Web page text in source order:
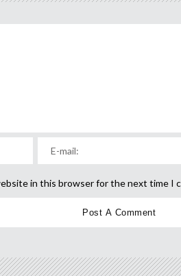
in this browser for the next time I